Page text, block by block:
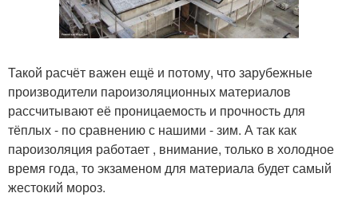
Такой расчёт важен ещё и потому, что зарубежные
производители пароизоляционных материалов
рассчитывают её проницаемость и прочность для
тёплых - по сравнению с нашими - зим. А так как
пароизоляция работает , внимание, только в холодное
время года, то экзаменом для материала будет самый
жестокий мороз.